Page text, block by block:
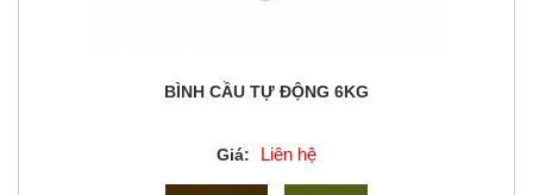
BÌNH CẦU TỰ ĐỘNG 6KG
Giá: Liên hệ